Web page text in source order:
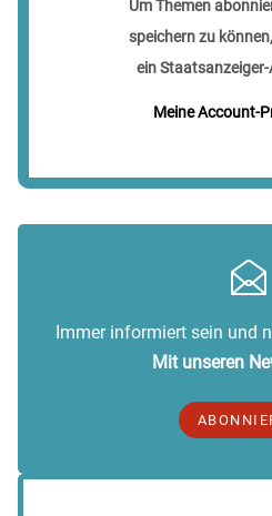
Um Themen
speichern zu
ein
Meine Account-
Immer informiert sein und
Mit unseren